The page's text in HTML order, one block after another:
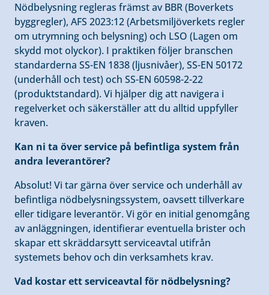
Nödbelysning regleras främst av BBR (Boverkets
byggregler), AFS 2023:12 (Arbetsmiljöverkets regler
om utrymning och belysning) och LSO (Lagen om
skydd mot olyckor). I praktiken följer branschen
standarderna SS-EN 1838 (ljusnivåer), SS-EN 50172
(underhåll och test) och SS-EN 60598-2-22
(produktstandard). Vi hjälper dig att navigera i
regelverket och säkerställer att du alltid uppfyller
kraven.
Kan ni ta över service på befintliga system från
andra leverantörer?
Absolut! Vi tar gärna över service och underhåll av
befintliga nödbelysningssystem, oavsett tillverkare
eller tidigare leverantör. Vi gör en initial genomgång
av anläggningen, identifierar eventuella brister och
skapar ett skräddarsytt serviceavtal utifrån
systemets behov och din verksamhets krav.
Vad kostar ett serviceavtal för nödbelysning?